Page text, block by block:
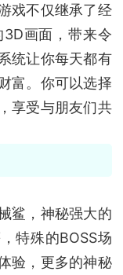
戏不仅继承了经
画面，带来令
统让你每天都有
富。你可以选择
享受与朋友们共
鲨，神秘强大的
特殊的BOSS场
验，更多的神秘